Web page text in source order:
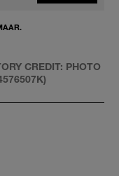
CREDIT: PHOTO